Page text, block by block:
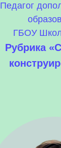
Педагог
ГБОУ
Рубрика